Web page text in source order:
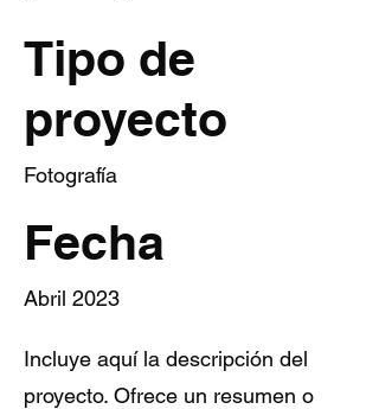
Tipo de
proyecto
Fotografía
Fecha
Abril 2023
Incluye aquí la descripción del
proyecto. Ofrece un resumen o